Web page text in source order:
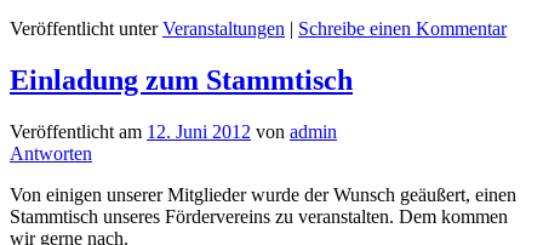
Veröffentlicht unter Veranstaltungen | Schreibe einen Kommentar
Einladung zum Stammtisch
Veröffentlicht am 12. Juni 2012 von admin
Antworten
Von einigen unserer Mitglieder wurde der Wunsch geäußert, einen
Stammtisch unseres Fördervereins zu veranstalten. Dem kommen
wir gerne nach.